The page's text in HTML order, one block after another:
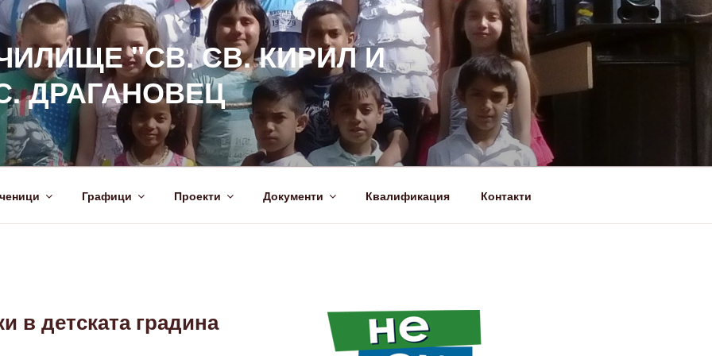
"СВ. СВ. КИРИЛ И
ДРАГАНОВЕЦ
Графици Проекти Документи Квалификация Контакти
в детската градина